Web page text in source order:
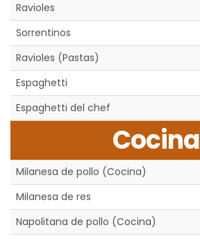
Ravioles
Sorrentinos
Ravioles (Pastas)
Espaghetti
Espaghetti del chef
Cocina
Milanesa de pollo (Cocina)
Milanesa de res
Napolitana de pollo (Cocina)